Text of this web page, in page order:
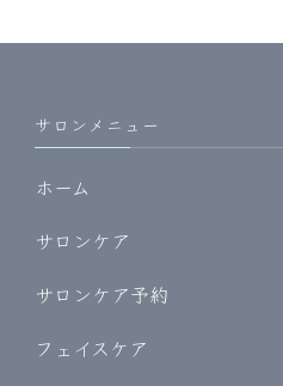
サロンメニュー
ホーム
サロンケア
サロンケア予約
フェイスケア